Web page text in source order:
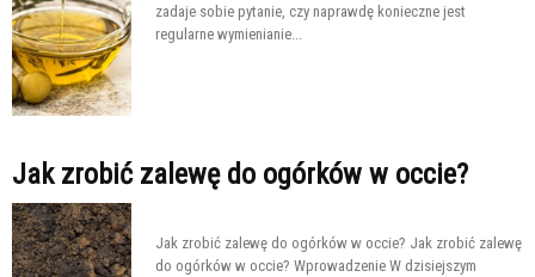
zadaje sobie pytanie, czy naprawdę konieczne jest
regularne wymienianie...
Jak zrobić zalewę do ogórków w occie?
Jak zrobić zalewę do ogórków w occie? Jak zrobić zalewę
do ogórków w occie? Wprowadzenie W dzisiejszym